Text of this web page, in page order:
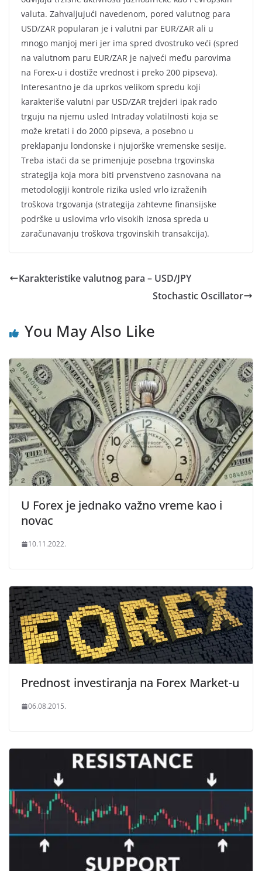
valuta. Zahvaljujući navedenom, pored valutnog para
USD/ZAR popularan je i valutni par EUR/ZAR ali u
mnogo manjoj meri jer ima spred dvostruko veći (spred
na valutnom paru EUR/ZAR je najveći među parovima
na Forex-u i dostiže vrednost i preko 200 pipseva).
Interesantno je da uprkos velikom spredu koji
karakteriše valutni par USD/ZAR trejderi ipak rado
trguju na njemu usled Intraday volatilnosti koja se
može kretati i do 2000 pipseva, a posebno u
preklapanju londonske i njujorške vremenske sesije.
Treba istaći da se primenjuje posebna trgovinska
strategija koja mora biti prvenstveno zasnovana na
metodologiji kontrole rizika usled vrlo izraženih
troškova trgovanja (strategija zahtevne finansijske
podrške u uslovima vrlo visokih iznosa spreda u
zaračunavanju troškova trgovinskih transakcija).
Karakteristike valutnog para – USD/JPY
Stochastic Oscillator
You May Also Like
U Forex je jednako važno vreme kao i
novac
10.11.2022.
Prednost investiranja na Forex Market-u
06.08.2015.